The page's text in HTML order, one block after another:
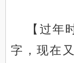
【过年
字，现在